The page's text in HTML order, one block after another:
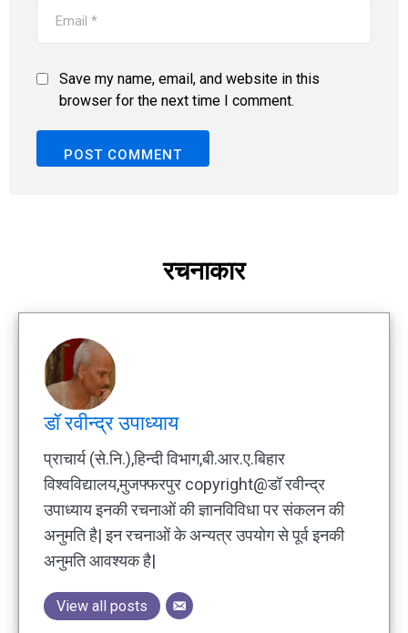
Save my name, email, and website in this
browser for the next time I comment.
रचनाकार
डॉ रवीन्द्र उपाध्याय
प्राचार्य (से.नि.),हिन्दी विभाग,बी.आर.ए.बिहार
विश्वविद्यालय,मुजफ्फरपुर copyright@डॉ रवीन्द्र
उपाध्याय इनकी रचनाओं की ज्ञानविविधा पर संकलन की
अनुमति है| इन रचनाओं के अन्यत्र उपयोग से पूर्व इनकी
अनुमति आवश्यक है|
View all posts